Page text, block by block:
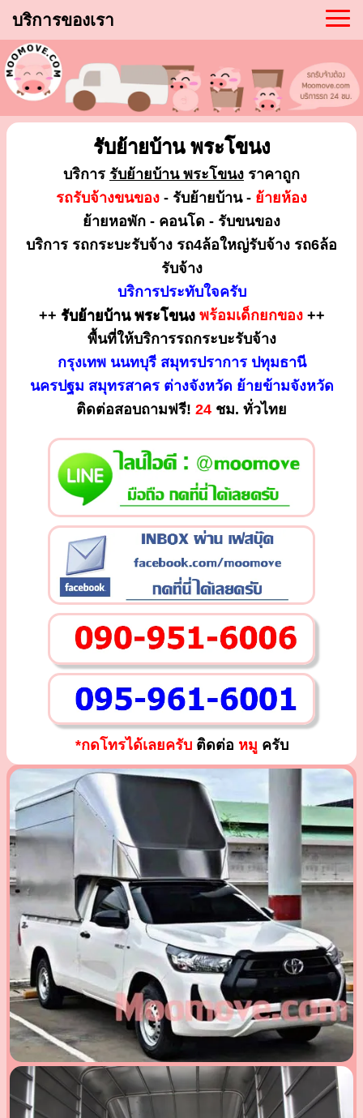
บริการของเรา
รับย้ายบ้าน พระโขนง
บริการ รับย้ายบ้าน พระโขนง ราคาถูก
รถรับจ้างขนของ - รับย้ายบ้าน - ย้ายห้อง
ย้ายหอพัก - คอนโด - รับขนของ
บริการ รถกระบะรับจ้าง รถ4ล้อใหญ่รับจ้าง รถ6ล้อ
รับจ้าง
บริการประทับใจครับ
++ รับย้ายบ้าน พระโขนง พร้อมเด็กยกของ++
พื้นที่ให้บริการรถกระบะรับจ้าง
กรุงเทพ นนทบุรี สมุทรปราการ ปทุมธานี
นครปฐม สมุทรสาคร ต่างจังหวัด ย้ายข้ามจังหวัด
ติดต่อสอบถามฟรี! 24 ชม. ทั่วไทย
*กดโทรได้เลยครับติดต่อ หมู ครับ